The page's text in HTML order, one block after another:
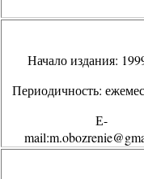
Начало издания:
Периодичность:
Е-
mail:m.obozrenie@